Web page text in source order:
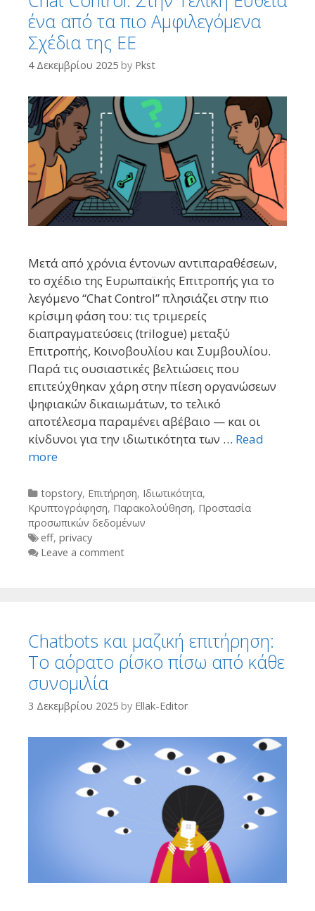
ένα από τα πιο Αμφιλεγόμενα
Σχέδια της ΕΕ
4 Δεκεμβρίου 2025 by Pkst
Μετά από χρόνια έντονων αντιπαραθέσεων,
το σχέδιο της Ευρωπαϊκής Επιτροπής για το
λεγόμενο “Chat Control” πλησιάζει στην πιο
κρίσιμη φάση του: τις τριμερείς
διαπραγματεύσεις (trilogue) μεταξύ
Επιτροπής, Κοινοβουλίου και Συμβουλίου.
Παρά τις ουσιαστικές βελτιώσεις που
επιτεύχθηκαν χάρη στην πίεση οργανώσεων
ψηφιακών δικαιωμάτων, το τελικό
αποτέλεσμα παραμένει αβέβαιο — και οι
κίνδυνοι για την ιδιωτικότητα των … Read
more
Categories
topstory, Επιτήρηση, Ιδιωτικότητα,
Κρυπτογράφηση, Παρακολούθηση, Προστασία
προσωπικών δεδομένων
Tags
eff, privacy
Leave a comment
Chatbots και μαζική επιτήρηση:
Το αόρατο ρίσκο πίσω από κάθε
συνομιλία
3 Δεκεμβρίου 2025 by Ellak-Editor